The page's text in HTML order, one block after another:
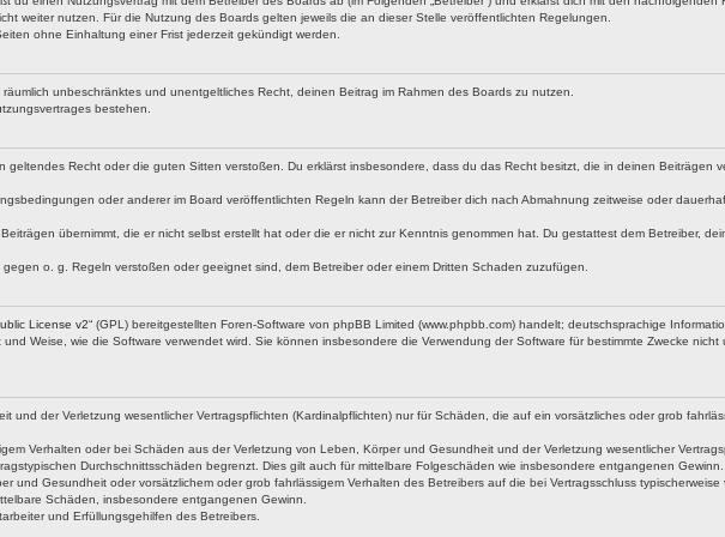
weiter nutzen. Für die Nutzung des Boards gelten jeweils die an dieser Stelle veröffentlichten Regelungen.
ohne Einhaltung einer Frist jederzeit gekündigt werden.
unbeschränktes und unentgeltliches Recht, deinen Beitrag im Rahmen des Boards zu nutzen.
bestehen.
Recht oder die guten Sitten verstoßen. Du erklärst insbesondere, dass du das Recht besitzt, die in deinen Beiträgen
oder anderer im Board veröffentlichten Regeln kann der Betreiber dich nach Abmahnung zeitweise oder
übernimmt, die er nicht selbst erstellt hat oder die er nicht zur Kenntnis genommen hat. Du gestattest dem Betreiber,
o. g. Regeln verstoßen oder geeignet sind, dem Betreiber oder einem Dritten Schaden zuzufügen.
License v2“ (GPL) bereitgestellten Foren-Software von phpBB Limited (www.phpbb.com) handelt; deutschsprachige
Weise, wie die Software verwendet wird. Sie können insbesondere die Verwendung der Software für bestimmte Zwecke
und der Verletzung wesentlicher Vertragspflichten (Kardinalpflichten) nur für Schäden, die auf ein vorsätzliches oder grob
Verhalten oder bei Schäden aus der Verletzung von Leben, Körper und Gesundheit und der Verletzung wesentlicher
Durchschnittsschäden begrenzt. Dies gilt auch für mittelbare Folgeschäden wie insbesondere entgangenen Gewinn.
und Gesundheit oder vorsätzlichem oder grob fahrlässigem Verhalten des Betreibers auf die bei Vertragsschluss
Schäden, insbesondere entgangenen Gewinn.
und Erfüllungsgehilfen des Betreibers.